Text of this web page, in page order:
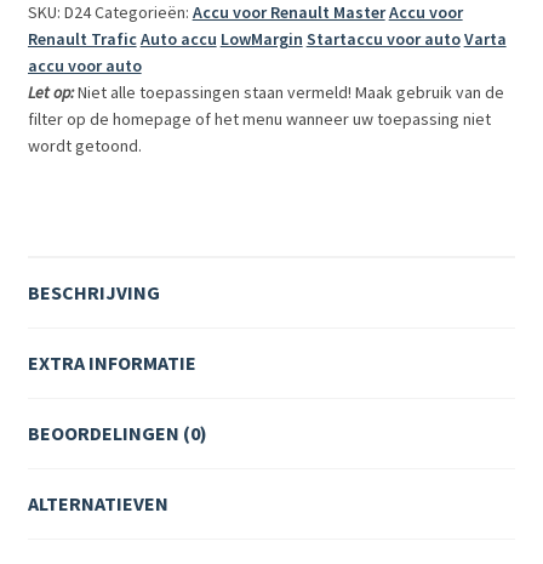
accu,
540A,
12V
aantal
SKU: D24Categorieën: Accu voor Renault MasterAccu voor
Renault TraficAuto accu LowMargin Startaccu voor autoVarta
accu voor auto
Let op:Niet alle toepassingen staan vermeld! Maak gebruik van de
filter op de homepage of het menu wanneer uw toepassing niet
wordt getoond.
BESCHRIJVING
EXTRA INFORMATIE
BEOORDELINGEN (0)
ALTERNATIEVEN